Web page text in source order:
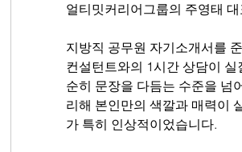
얼티밋커리어그룹의 주영태
지방직 공무원 자기소개서를
컨설턴트와의 1시간 상담이
순히 문장을 다듬는 수준을 넘
리해 본인만의 색깔과 매력이
가 특히 인상적이었습니다.